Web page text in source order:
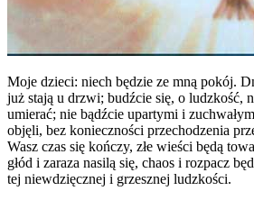
Moje dzieci: niech będzie ze mną pokój.
już stają u drzwi; budźcie się, o ludzkość,
umierać; nie bądźcie upartymi i
objęli, bez konieczności przechodzenia
Wasz czas się kończy, złe wieści będą
głód i zaraza nasilą się, chaos i rozpacz
tej niewdzięcznej i grzesznej ludzkości.